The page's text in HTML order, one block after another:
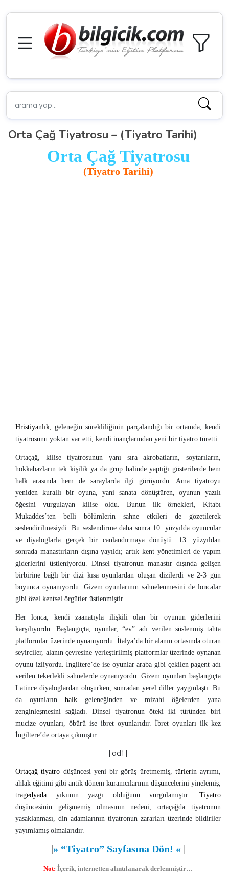
Orta Çağ Tiyatrosu – (Tiyatro Tarihi)
Orta Çağ Tiyatrosu
(Tiyatro Tarihi)
Hristiyanlık, geleneğin sürekliliğinin parçalandığı bir ortamda, kendi
tiyatrosunu yoktan var etti, kendi inançlarından yeni bir tiyatro türetti.
Ortaçağ, kilise tiyatrosunun yanı sıra akrobatların, soytarıların,
hokkabazların tek kişilik ya da grup halinde yaptığı gösterilerde hem
halk arasında hem de saraylarda ilgi görüyordu. Ama tiyatroyu
yeniden kurallı bir oyuna, yani sanata dönüştüren, oyunun yazılı
öğesini vurgulayan kilise oldu. Bunun ilk örnekleri, Kitabı
Mukaddes’ten belli bölümlerin sahne etkileri de gözetilerek
seslendirilmesiydi. Bu seslendirme daha sonra 10. yüzyılda oyuncular
ve diyaloglarla gerçek bir canlandırmaya dönüştü. 13. yüzyıldan
sonrada manastırların dışına yayıldı; artık kent yönetimleri de yapım
giderlerini üstleniyordu. Dinsel tiyatronun manastır dışında gelişen
birbirine bağlı bir dizi kısa oyunlardan oluşan dizilerdi ve 2-3 gün
boyunca oynanıyordu. Gizem oyunlarının sahnelenmesini de loncalar
gibi özel kentsel örgütler üstlenmiştir.
Her lonca, kendi zaanatıyla ilişkili olan bir oyunun giderlerini
karşılıyordu. Başlangıçta, oyunlar, “ev” adı verilen süslenmiş tahta
platformlar üzerinde oynanıyordu. İtalya’da bir alanın ortasında oturan
seyirciler, alanın çevresine yerleştirilmiş platformlar üzerinde oynanan
oyunu izliyordu. İngiltere’de ise oyunlar araba gibi çekilen pagent adı
verilen tekerlekli sahnelerde oynanıyordu. Gizem oyunları başlangıçta
Latince diyaloglardan oluşurken, sonradan yerel diller yaygınlaştı. Bu
da oyunların halk geleneğinden ve mizahi öğelerden yana
zenginleşmesini sağladı. Dinsel tiyatronun öteki iki türünden biri
mucize oyunları, öbürü ise ibret oyunlarıdır. İbret oyunları ilk kez
İngiltere’de ortaya çıkmıştır.
[ad1]
Ortaçağ tiyatro düşüncesi yeni bir görüş üretmemiş, türlerin ayrımı,
ahlak eğitimi gibi antik dönem kuramcılarının düşüncelerini yinelemiş,
tragedyada yıkımın yazgı olduğunu vurgulamıştır. Tiyatro
düşüncesinin gelişmemiş olmasının nedeni, ortaçağda tiyatronun
yasaklanması, din adamlarının tiyatronun zararları üzerinde bildiriler
yayımlamış olmalarıdır.
|» “Tiyatro” Sayfasına Dön! « |
Not: İçerik, internetten alıntılanarak derlenmiştir…